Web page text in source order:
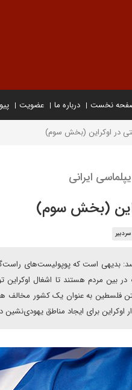
نخست درباره ما عضویت
در اوکراین (بخش سوم)
ایرانی
(بخش سوم)
بدیهی است که پوپولیست‌های
بین مردم هستند تا اشغال اوکراین
فلسطین به عنوان یک کشور مخالف
اوکراین برای ایجاد مناطق